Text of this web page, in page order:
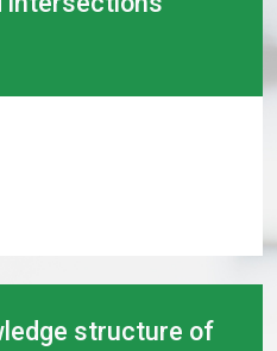
structure of